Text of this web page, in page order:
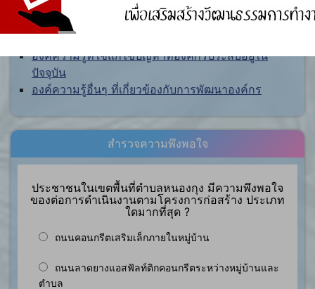
องค์ความรู้ที่สนับสนุน วิสัยทัศน์ พันธกิจ ยุทธศาสตร์
ขององค์กร
องค์ความรู้จากประสบการณ์ที่องค์กรได้สั่งสมมา
องค์ความรู้ที่ใช้แก้ไขปัญหาที่องค์กรประสบอยู่ใน
ปัจจุบัน
องค์ความรู้อื่นๆ ที่เกี่ยวข้องกับการพัฒนาองค์กร
สำรวจความพึงพอใจ
ประชาชนในเขตพื้นที่ตำบลหนองกุง มีความพึงพอใจ
ของต่อการดำเนินงานตามโครงการก่อสร้าง ประเภท
ใดมากที่สุด ?
ถนนคอนกรีตเสริมเล็กภายในหมู่บ้าน
ถนนลาดยางแอสฟัลท์ติกคอนกรีตระหว่างหมู่บ้านและ
ตำบล